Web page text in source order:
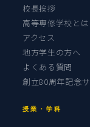
校長挨拶
高等専修学校とは
アクセス
地方学生の方へ
よくある質問
創立80周年記念
授業・学科